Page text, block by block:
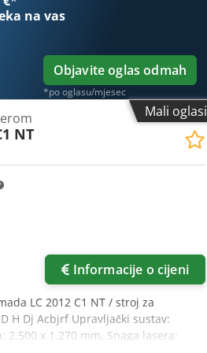
sate. Rashladni agregat ima
skladištu i može se u svakom
Aceyfl U Nebjrf
na vas
Objavite oglas odmah
*po oglasu/mjesec
Mali oglasi
NT
Informacije o cijeni
LC 2012 C1 NT / stroj za
H Dj Acbjrf Upravljački sustav:
x 1.270 mm, Snaga lasera: